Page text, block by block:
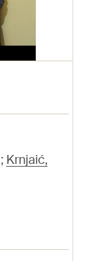
; Krnjaić,